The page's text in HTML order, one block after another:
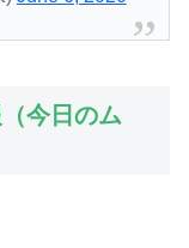
今日のム